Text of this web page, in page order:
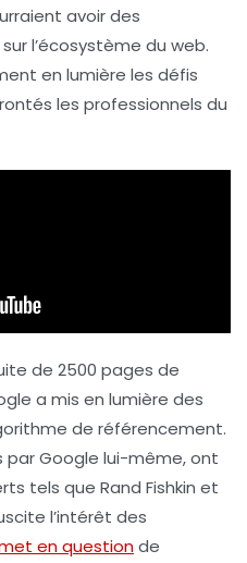
avoir des
l’écosystème du web.
en lumière les défis
les professionnels du
de 2500 pages de
a mis en lumière des
de référencement.
par Google lui-même, ont
tels que Rand Fishkin et
l’intérêt des
en questionde